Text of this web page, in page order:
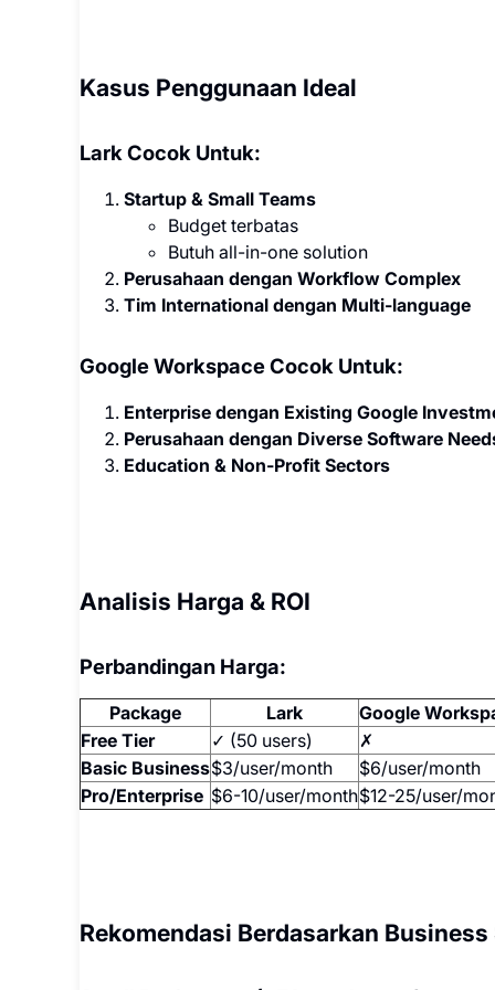
Kasus Penggunaan Ideal
Lark Cocok Untuk:
Startup & Small Teams
Budget terbatas
Butuh all-in-one solution
Perusahaan dengan Workflow Complex
Tim International dengan Multi-language
Google Workspace Cocok Untuk:
Enterprise dengan Existing Google
Perusahaan dengan Diverse Software
Education & Non-Profit Sectors
Analisis Harga & ROI
Perbandingan Harga:
Package Lark
Google
Free Tier
✓ (50 users)
✗
Basic Business$3/user/month
$6/user/month
Pro/Enterprise $6-10/user/month$12-25/user/
Rekomendasi Berdasarkan Business